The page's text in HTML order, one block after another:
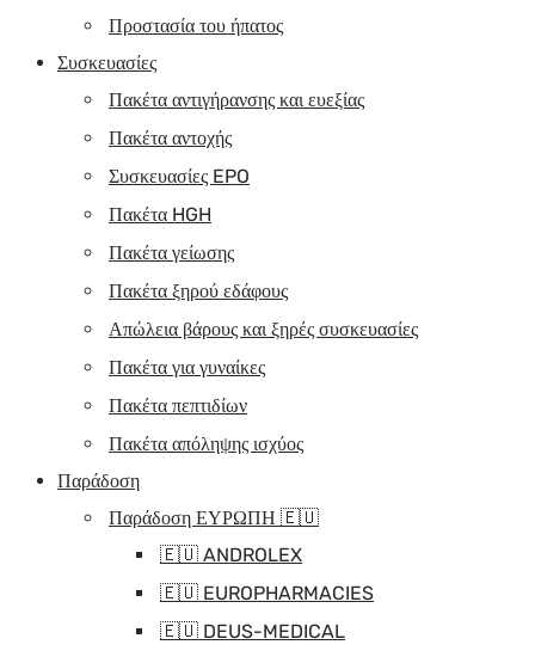
Προστασία του ήπατος
Συσκευασίες
Πακέτα αντιγήρανσης και ευεξίας
Πακέτα αντοχής
Συσκευασίες EPO
Πακέτα HGH
Πακέτα γείωσης
Πακέτα ξηρού εδάφους
Απώλεια βάρους και ξηρές συσκευασίες
Πακέτα για γυναίκες
Πακέτα πεπτιδίων
Πακέτα απόληψης ισχύος
Παράδοση
Παράδοση ΕΥΡΩΠΗ 🇪🇺
🇪🇺 ANDROLEX
🇪🇺 EUROPHARMACIES
🇪🇺 DEUS-MEDICAL